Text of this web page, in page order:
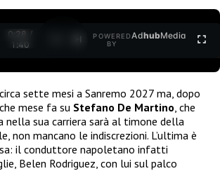
0:29 /
1:40
POWERED
BY
AdhubMedia
sette mesi a Sanremo 2027 ma, dopo
mese fa su Stefano De Martino , che
nella sua carriera sarà al timone della
non mancano le indiscrezioni. L’ultima è
il conduttore napoletano infatti
Belen Rodriguez, con lui sul palco